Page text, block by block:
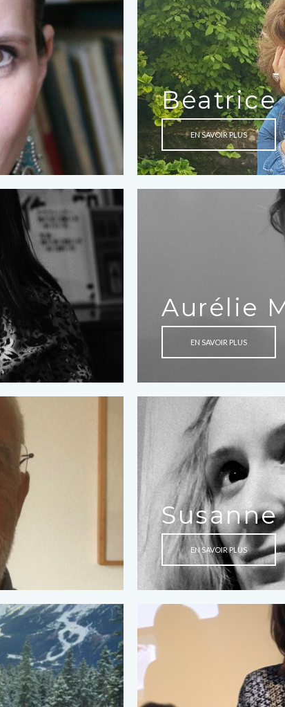
Béatrice
EN SAVOIR PLUS
Aurélie
EN SAVOIR PLUS
EN SAVOIR PLUS